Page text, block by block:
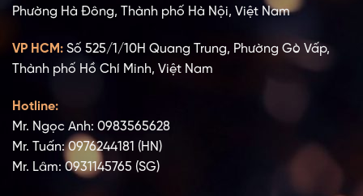
Phường Hà Đông, Thành phố Hà Nội, Việt Nam
VP HCM: Số 525/1/10H Quang Trung, Phường Gò Vấp,
Thành phố Hồ Chí Minh, Việt Nam
Hotline:
Mr. Ngọc Anh: 0983565628
Mr. Tuấn: 0976244181 (HN)
Mr. Lâm: 0931145765 (SG)